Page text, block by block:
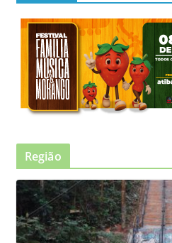
Região